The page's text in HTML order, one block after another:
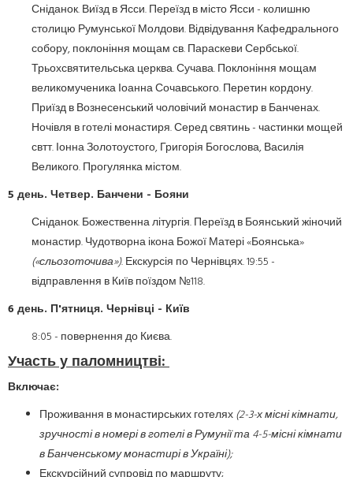
Сніданок. Виїзд в Ясси. Переїзд в місто Ясси - колишню
столицю Румунської Молдови. Відвідування Кафедрального
собору, поклоніння мощам св. Параскеви Сербської.
Трьохсвятительська церква. Сучава. Поклоніння мощам
великомученика Іоанна Сочавського. Перетин кордону.
Приїзд в Вознесенський чоловічий монастир в Банченах.
Ночівля в готелі монастиря. Серед святинь - частинки мощей
свтт. Іонна Золотоустого, Григорія Богослова, Василія
Великого. Прогулянка містом.
5 день. Четвер. Банчени - Бояни
Сніданок. Божественна літургія. Переїзд в Боянський жіночий
монастир. Чудотворна ікона Божої Матері «Боянська»
(«сльозоточива»). Екскурсія по Чернівцях. 19:55 -
відправлення в Київ поїздом №118.
6 день. П'ятниця. Чернівці - Київ
8:05 - повернення до Києва.
Участь у паломництві:
Включає:
Проживання в монастирських готелях(2-3-х місні кімнати,
зручності в номері в готелі в Румунії та 4-5-місні кімнати
в Банченському монастирі в Україні);